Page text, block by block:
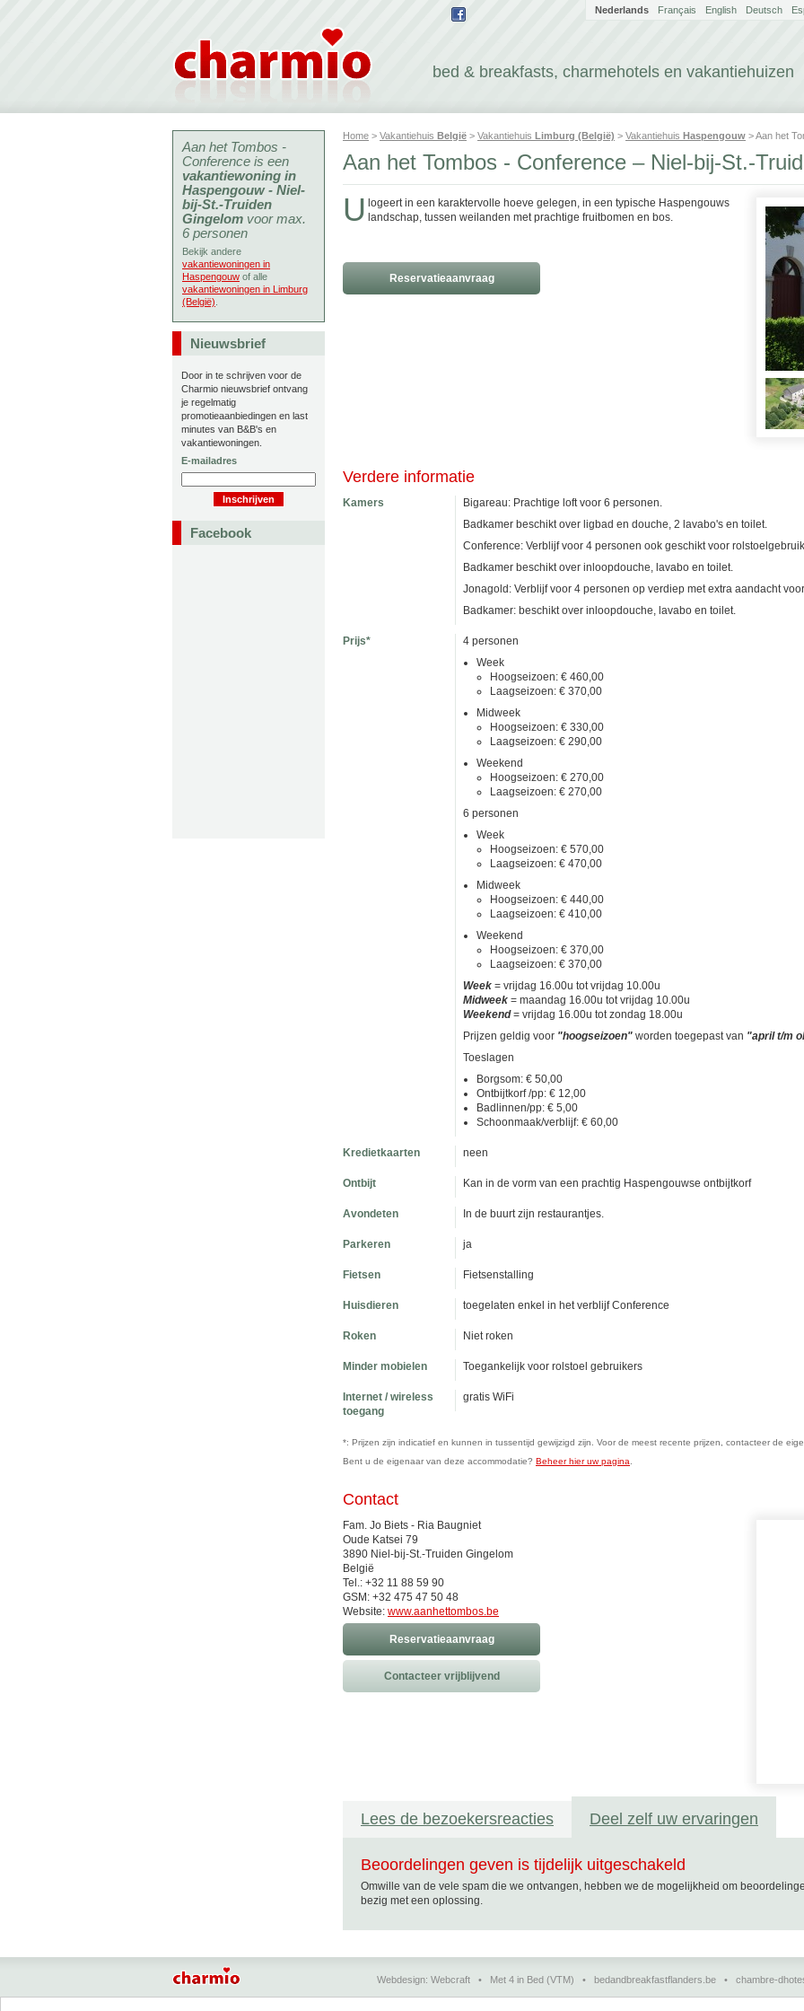
bed & breakfasts, charmehotels en vakantiehuizen
Nederlands Français English Deutsch
Home > Vakantiehuis België > Vakantiehuis Limburg (België) > Vakantiehuis Haspengouw > Aan het
Aan het Tombos - Conference – Niel-bij-St.-
U logeert in een karaktervolle hoeve gelegen, in een typische Haspengouws
landschap, tussen weilanden met prachtige fruitbomen en bos.
Reservatieaanvraag
Verdere informatie
Kamers
Bigareau: Prachtige loft voor 6 personen.
Badkamer beschikt over ligbad en douche, 2 lavabo's en toilet.
Conference: Verblijf voor 4 personen ook geschikt voor
Badkamer beschikt over inloopdouche, lavabo en toilet.
Jonagold: Verblijf voor 4 personen op verdiep met extra aandacht
Badkamer: beschikt over inloopdouche, lavabo en toilet.
Prijs*
4 personen
Week
Hoogseizoen: € 460,00
Laagseizoen: € 370,00
Midweek
Hoogseizoen: € 330,00
Laagseizoen: € 290,00
Weekend
Hoogseizoen: € 270,00
Laagseizoen: € 270,00
6 personen
Week
Hoogseizoen: € 570,00
Laagseizoen: € 470,00
Midweek
Hoogseizoen: € 440,00
Laagseizoen: € 410,00
Weekend
Hoogseizoen: € 370,00
Laagseizoen: € 370,00
Week = vrijdag 16.00u tot vrijdag 10.00u
Midweek = maandag 16.00u tot vrijdag 10.00u
Weekend= vrijdag 16.00u tot zondag 18.00u
Prijzen geldig voor "hoogseizoen" worden toegepast van "april t/m
Toeslagen
Borgsom: € 50,00
Ontbijtkorf /pp: € 12,00
Badlinnen/pp: € 5,00
Schoonmaak/verblijf: € 60,00
Kredietkaarten neen
Ontbijt Kan in de vorm van een prachtig Haspengouwse ontbijtkorf
Avondeten In de buurt zijn restaurantjes.
Parkeren ja
Fietsen Fietsenstalling
Huisdieren toegelaten enkel in het verblijf Conference
Roken Niet roken
Minder mobielen Toegankelijk voor rolstoel gebruikers
Internet / wireless
toegang
gratis WiFi
*: Prijzen zijn indicatief en kunnen in tussentijd gewijzigd zijn. Voor de meest recente prijzen, contacteer de
Bent u de eigenaar van deze accommodatie? Beheer hier uw pagina
Contact
Fam. Jo Biets - Ria Baugniet
Oude Katsei 79
3890 Niel-bij-St.-Truiden Gingelom
België
Tel.: +32 11 88 59 90
GSM: +32 475 47 50 48
Website: www.aanhettombos.be
Reservatieaanvraag
Contacteer vrijblijvend
Lees de bezoekersreacties Deel zelf uw ervaringen
Beoordelingen geven is tijdelijk uitgeschakeld
Omwille van de vele spam die we ontvangen, hebben we de mogelijkheid om
bezig met een oplossing.
Aan het Tombos -
Conference is een
vakantiewoning in
Haspengouw - Niel-
bij-St.-Truiden
Gingelom voor max.
6 personen
Bekijk andere
vakantiewoningen in
Haspengouw of alle
vakantiewoningen in Limburg
(België)
Nieuwsbrief
Door in te schrijven voor de
Charmio nieuwsbrief ontvang
je regelmatig
promotieaanbiedingen en last
minutes van B&B's en
vakantiewoningen.
E-mailadres
Facebook
Webdesign: Webcraft • Met 4 in Bed (VTM) • bedandbreakfastflanders.be • chambre-